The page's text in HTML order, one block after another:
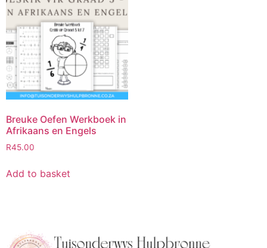
Breuke Oefen Werkboek in
Afrikaans en Engels
R45.00
Add to basket